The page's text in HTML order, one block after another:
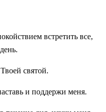
встретить все,
святой.
и поддержи меня.